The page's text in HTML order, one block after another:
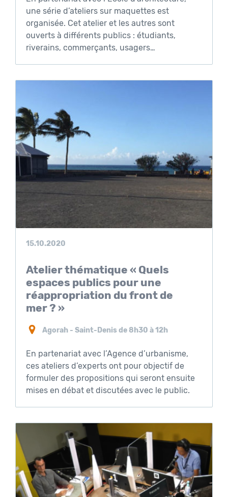
une série d’ateliers sur maquettes est
organisée. Cet atelier et les autres sont
ouverts à différents publics : étudiants,
riverains, commerçants, usagers…
15.10.2020
Atelier thématique « Quels
espaces publics pour une
réappropriation du front de
mer ? »
Agorah - Saint-Denis de 8h30 à 12h
En partenariat avec l’Agence d’urbanisme,
ces ateliers d’experts ont pour objectif de
formuler des propositions qui seront ensuite
mises en débat et discutées avec le public.